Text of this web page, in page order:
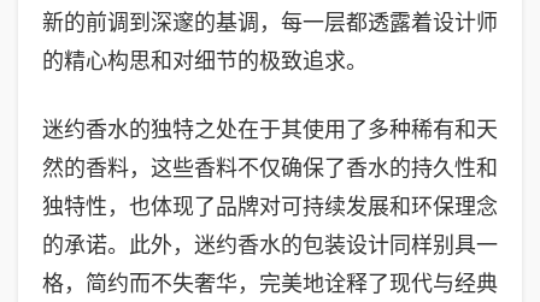
新的前调到深邃的基调，每一层都透露着设计师
的精心构思和对细节的极致追求。
迷约香水的独特之处在于其使用了多种稀有和天
然的香料，这些香料不仅确保了香水的持久性和
独特性，也体现了品牌对可持续发展和环保理念
的承诺。此外，迷约香水的包装设计同样别具一
格，简约而不失奢华，完美地诠释了现代与经典